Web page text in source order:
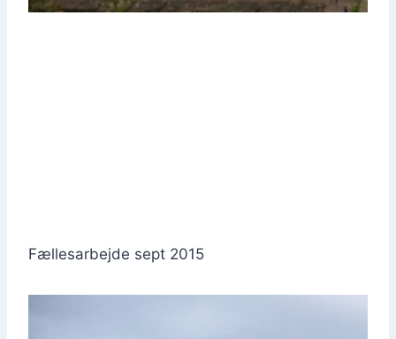
Fæl­les­ar­bej­de sept 2015